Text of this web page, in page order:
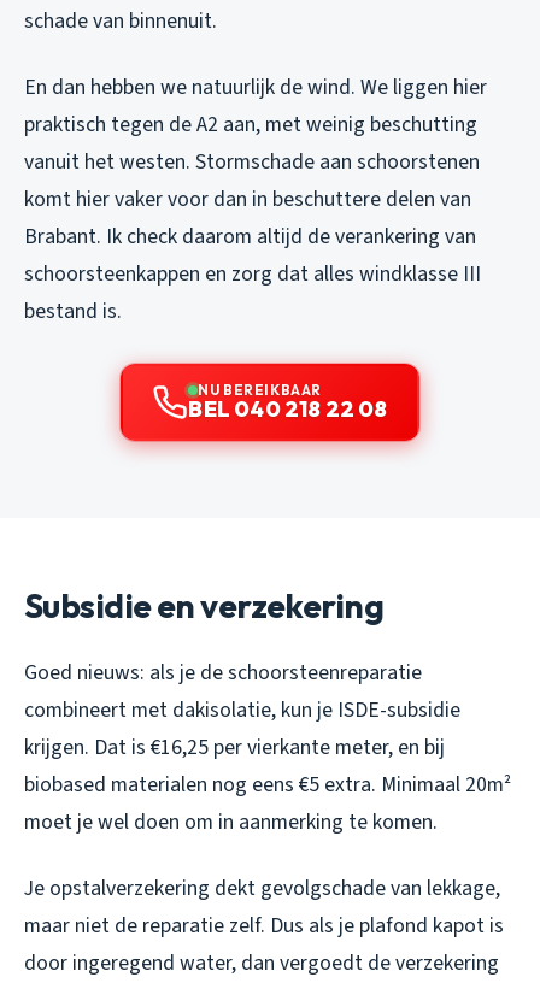
schade van binnenuit.
En dan hebben we natuurlijk de wind. We liggen hier
praktisch tegen de A2 aan, met weinig beschutting
vanuit het westen. Stormschade aan schoorstenen
komt hier vaker voor dan in beschuttere delen van
Brabant. Ik check daarom altijd de verankering van
schoorsteenkappen en zorg dat alles windklasse III
bestand is.
NU BEREIKBAAR
BEL 040 218 22 08
Subsidie en verzekering
Goed nieuws: als je de schoorsteenreparatie
combineert met dakisolatie, kun je ISDE-subsidie
krijgen. Dat is €16,25 per vierkante meter, en bij
biobased materialen nog eens €5 extra. Minimaal 20m²
moet je wel doen om in aanmerking te komen.
Je opstalverzekering dekt gevolgschade van lekkage,
maar niet de reparatie zelf. Dus als je plafond kapot is
door ingeregend water, dan vergoedt de verzekering